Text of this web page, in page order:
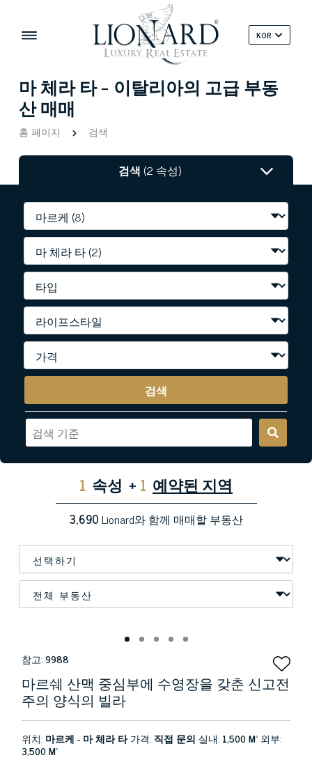
KOR
마 체라 타 - 이탈리아의 고급 부동
산 매매
홈 페이지 검색
검색 (2 속성)
검색
1 속성 + 1 예약된 지역
3,690Lionard와 함께 매매할 부동산
참고:9988
마르쉐 산맥 중심부에 수영장을 갖춘 신고전
주의 양식의 빌라
위치: 마르케 - 마 체라 타가격: 직접 문의 실내: 1,500 M² 외부:
3,500 M²